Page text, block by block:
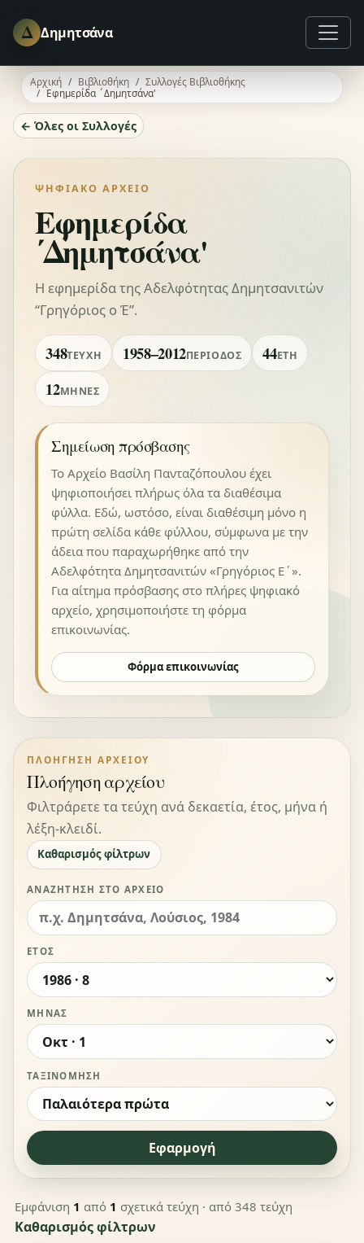
Δ Δημητσάνα
Αρχική Βιβλιοθήκη
Συλλογές Βιβλιοθήκης
Εφημερίδα ΄Δημητσάνα'
← Όλες οι Συλλογές
ΨΗΦΙΑΚΌ ΑΡΧΕΊΟ
Εφημερίδα
΄Δημητσάνα'
Η εφημερίδα της Αδελφότητας Δημητσανιτών
“Γρηγόριος ο Έ”.
348ΤΕΎΧΗ 1958–2012ΠΕΡΊΟΔΟΣ 44ΈΤΗ
12ΜΉΝΕΣ
Σημείωση πρόσβασης
Το Αρχείο Βασίλη Πανταζόπουλου έχει
ψηφιοποιήσει πλήρως όλα τα διαθέσιμα
φύλλα. Εδώ, ωστόσο, είναι διαθέσιμη μόνο η
πρώτη σελίδα κάθε φύλλου, σύμφωνα με την
άδεια που παραχωρήθηκε από την
Αδελφότητα Δημητσανιτών «Γρηγόριος Ε΄».
Για αίτημα πρόσβασης στο πλήρες ψηφιακό
αρχείο, χρησιμοποιήστε τη φόρμα
επικοινωνίας.
Φόρμα επικοινωνίας
ΠΛΟΉΓΗΣΗ ΑΡΧΕΊΟΥ
Πλοήγηση αρχείου
Φιλτράρετε τα τεύχη ανά δεκαετία, έτος, μήνα ή
λέξη-κλειδί.
Καθαρισμός φίλτρων
ΑΝΑΖΉΤΗΣΗ ΣΤΟ ΑΡΧΕΊΟ
ΈΤΟΣ
ΜΉΝΑΣ
ΤΑΞΙΝΌΜΗΣΗ
Εφαρμογή
Εμφάνιση 1 από 1 σχετικά τεύχη · από 348 τεύχη
Καθαρισμός φίλτρων